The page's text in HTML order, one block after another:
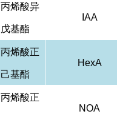
丙烯酸异
戊基酯
IAA
丙烯酸正
己基酯
HexA
丙烯酸正
NOA